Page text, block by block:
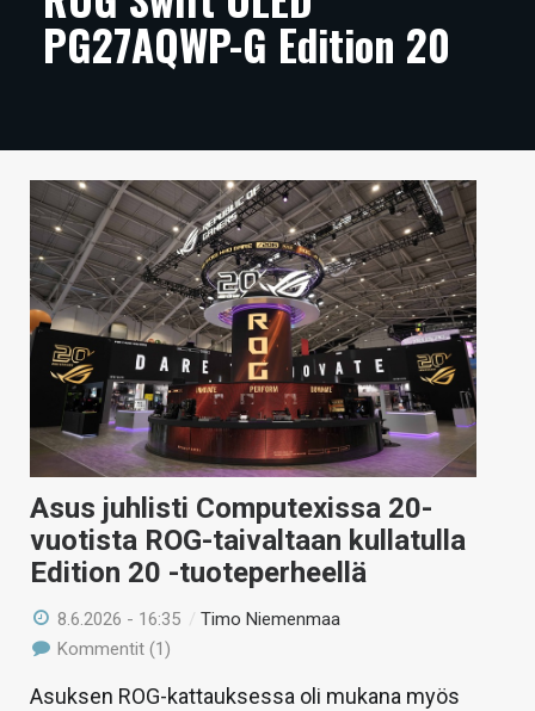
ARTIKKELIT
TIETOA
HINTA.FI
KAUPPA
VAIHDA TEEMA
HAKU
PG27AQWP-G Edition 20
Asus juhlisti Computexissa 20-
vuotista ROG-taivaltaan kullatulla
Edition 20 -tuoteperheellä
8.6.2026 - 16:35 /Timo Niemenmaa
Kommentit (1)
Asuksen ROG-kattauksessa oli mukana myös